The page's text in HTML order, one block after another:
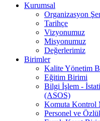
Kurumsal
Organizasyon
Tarihçe
Vizyonumuz
Misyonumuz
Değerlerimiz
Birimler
Kalite Yönetim
Eğitim Birimi
Bilgi İşlem -
(ASOS)
Komuta Kontrol
Personel ve